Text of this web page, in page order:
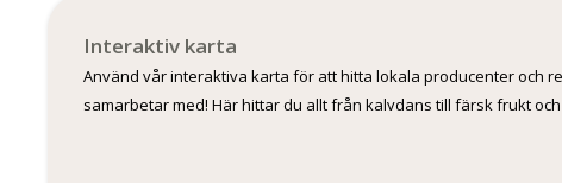
Interaktiv karta
Använd vår interaktiva karta för att hitta lokala producenter och
samarbetar med! Här hittar du allt från kalvdans till färsk frukt